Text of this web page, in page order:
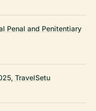
Penal and Penitentiary
TravelSetu